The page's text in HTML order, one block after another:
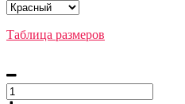
Таблица размеров